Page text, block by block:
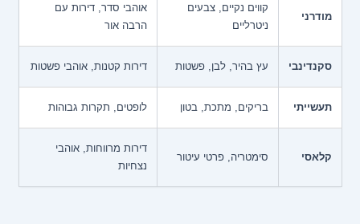
מודרני
קווים נקיים, צבעים
ניטרליים
אוהבי סדר, דירות עם
הרבה אור
סקנדינבי עץ בהיר, לבן, פשטות דירות קטנות, אוהבי פשטות
תעשייתי בריקים, מתכת, בטון לופטים, תקרות גבוהות
קלאסי סימטריה, פרטי עיטור
דירות מרווחות, אוהבי
נצחיות